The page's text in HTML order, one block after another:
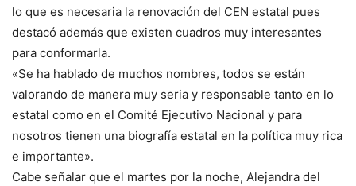
lo que es necesaria la renovación del CEN estatal pues
destacó además que existen cuadros muy interesantes
para conformarla.
«Se ha hablado de muchos nombres, todos se están
valorando de manera muy seria y responsable tanto en lo
estatal como en el Comité Ejecutivo Nacional y para
nosotros tienen una biografía estatal en la política muy rica
e importante».
Cabe señalar que el martes por la noche, Alejandra del